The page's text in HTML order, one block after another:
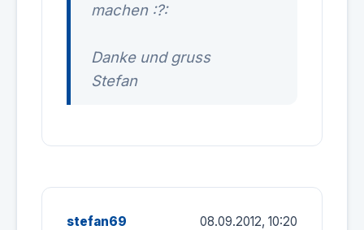
machen :?:
Danke und gruss
Stefan
stefan69 08.09.2012, 10:20